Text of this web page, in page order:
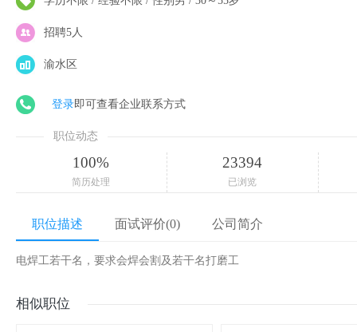
招聘5人
渝水区
登录即可查看企业联系方式
职位动态
100%
简历处理
23394
已浏览
职位描述 面试评价(0) 公司简介
电焊工若干名，要求会焊会割及若干名打磨工
相似职位